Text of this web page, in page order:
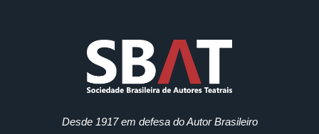
Desde 1917 em defesa do Autor Brasileiro